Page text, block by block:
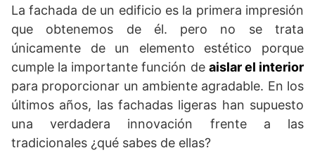
La fachada de un edificio es la primera impresión
que obtenemos de él. pero no se trata
únicamente de un elemento estético porque
cumple la importante función de aislar el interior
para proporcionar un ambiente agradable. En los
últimos años, las fachadas ligeras han supuesto
una verdadera innovación frente a las
tradicionales ¿qué sabes de ellas?